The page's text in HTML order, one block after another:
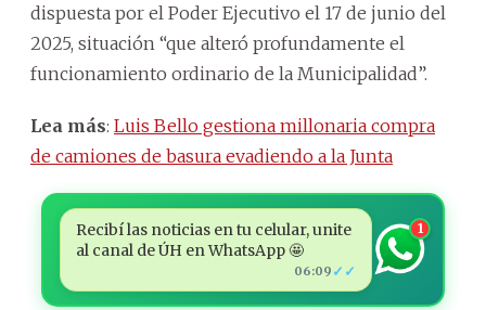
dispuesta por el Poder Ejecutivo el 17 de junio del
2025, situación “que alteró profundamente el
funcionamiento ordinario de la Municipalidad”.
Lea más: Luis Bello gestiona millonaria compra
de camiones de basura evadiendo a la Junta
Recibí las noticias en tu celular, unite
al canal de ÚH en WhatsApp 🤩
06:09 ✓✓
1